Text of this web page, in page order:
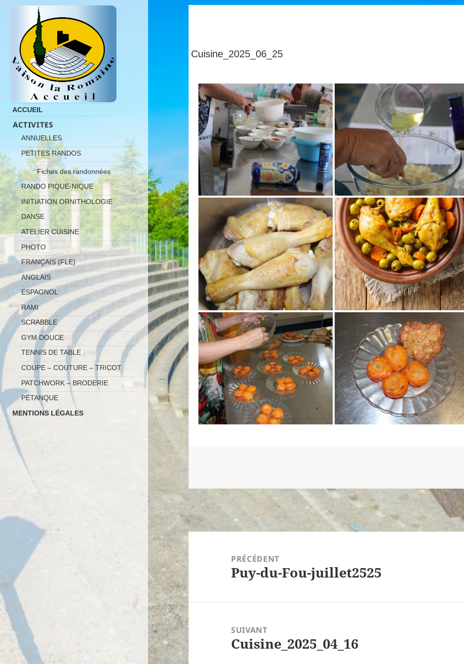
ACCUEIL
ACTIVITES
ANNUELLES
PETITES RANDOS
Fiches des randonnées
RANDO PIQUE-NIQUE
INITIATION ORNITHOLOGIE
DANSE
ATELIER CUISINE
PHOTO
FRANÇAIS (FLE)
ANGLAIS
ESPAGNOL
RAMI
SCRABBLE
GYM DOUCE
TENNIS DE TABLE
COUPE – COUTURE – TRICOT
PATCHWORK – BRODERIE
PÉTANQUE
MENTIONS LÉGALES
Cuisine_2025_06_25
PRÉCÉDENT
Article
Puy-du-Fou-juillet2525
SUIVANT
Article
Cuisine_2025_04_16